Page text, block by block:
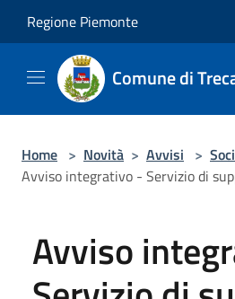
Regione Piemonte
Comune di
Home > Novità > Avvisi >
Avviso integrativo - Servizio di
Avviso